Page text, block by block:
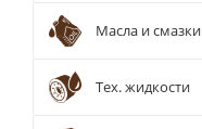
Масла и смазки
Тех. жидкости